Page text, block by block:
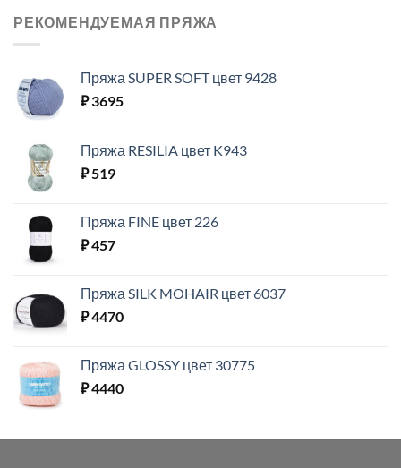
РЕКОМЕНДУЕМАЯ ПРЯЖА
Пряжа SUPER SOFT цвет 9428
₽3695
Пряжа RESILIA цвет K943
₽519
Пряжа FINE цвет 226
₽457
Пряжа SILK MOHAIR цвет 6037
₽4470
Пряжа GLOSSY цвет 30775
₽4440